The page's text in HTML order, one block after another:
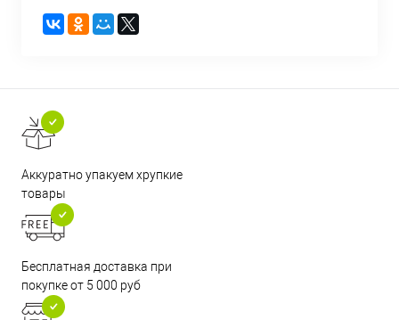
Аккуратно упакуем хрупкие
товары
Бесплатная доставка при
покупке от 5 000 руб